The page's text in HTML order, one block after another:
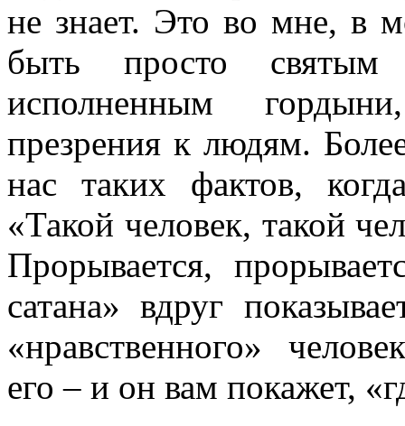
не знает. Это во мне, в
быть просто
исполненным
презрения к людям.
нас таких фактов,
«Такой человек, такой
Прорывается,
сатана» вдруг
«нравственного»
его – и он вам покажет,